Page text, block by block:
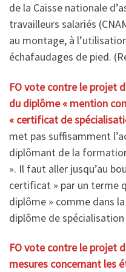
de la Caisse nationale
travailleurs salariés
au montage, à
échafaudages de pied.
FO vote contre le projet
du diplôme « mention
« certificat de
met pas suffisamment
diplômant de la
». Il faut aller jusqu’au
certificat » par un terme
diplôme » comme dans
diplôme de
FO vote contre le projet
mesures concernant les